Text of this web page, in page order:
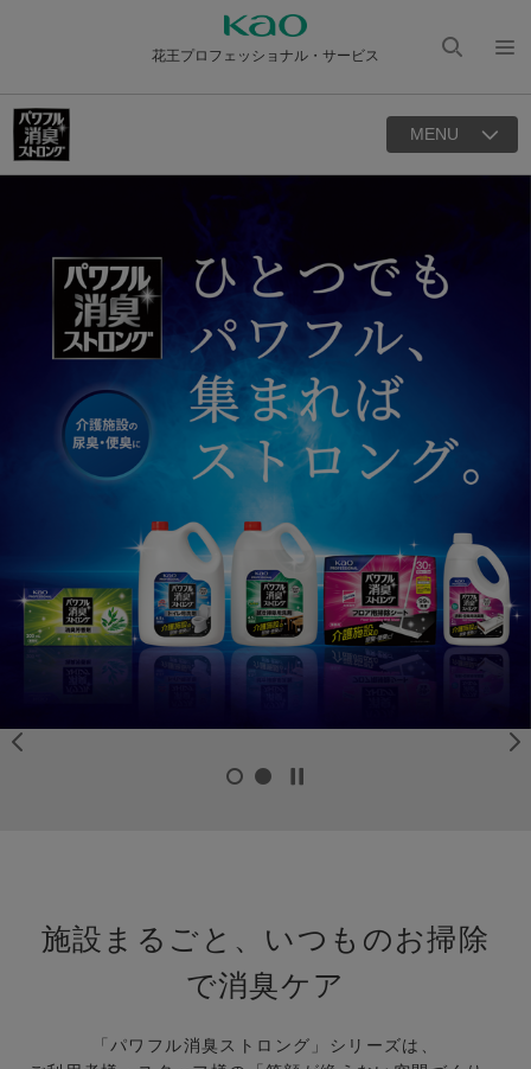
花王プロフェッショナル・サービス
ュー
を開
く
く
MENU
施設まるごと、いつものお掃除
で消臭ケア
「パワフル消臭ストロング」シリーズは、